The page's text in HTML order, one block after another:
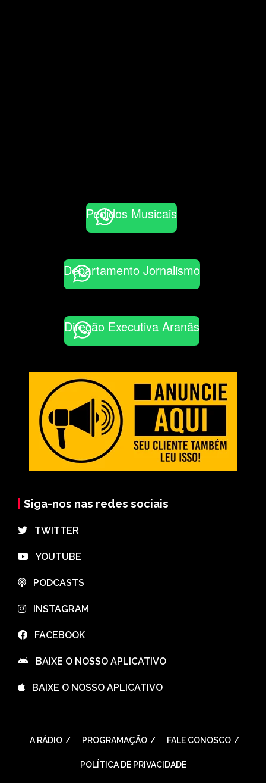
Pedidos Musicais
Departamento Jornalismo
Direção Executiva Aranãs
Siga-nos nas redes sociais
⠀TWITTER
⠀YOUTUBE
⠀PODCASTS
⠀INSTAGRAM
⠀FACEBOOK
⠀BAIXE O NOSSO APLICATIVO
⠀BAIXE O NOSSO APLICATIVO
A RÁDIO PROGRAMAÇÃO FALE CONOSCO
POLÍTICA DE PRIVACIDADE